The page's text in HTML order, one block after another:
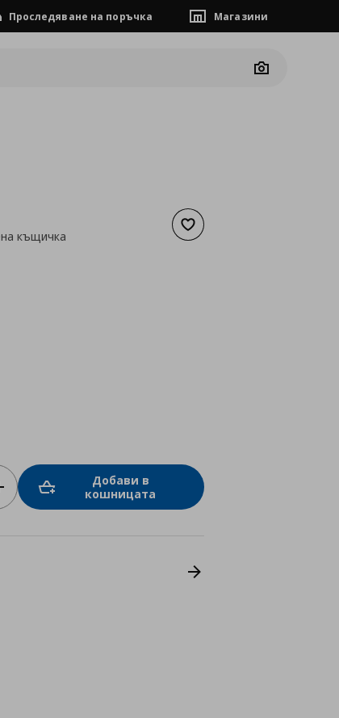
Проследяване на поръчка Магазини
Camera
Добави към списъка с
къщичка
Добави в
кошницата